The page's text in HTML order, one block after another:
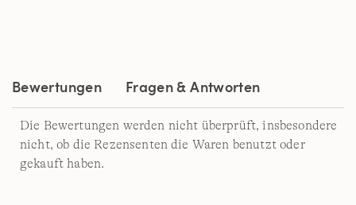
Bewertungen Fragen & Antworten
Die Bewertungen werden nicht überprüft, insbesondere
nicht, ob die Rezensenten die Waren benutzt oder
gekauft haben.